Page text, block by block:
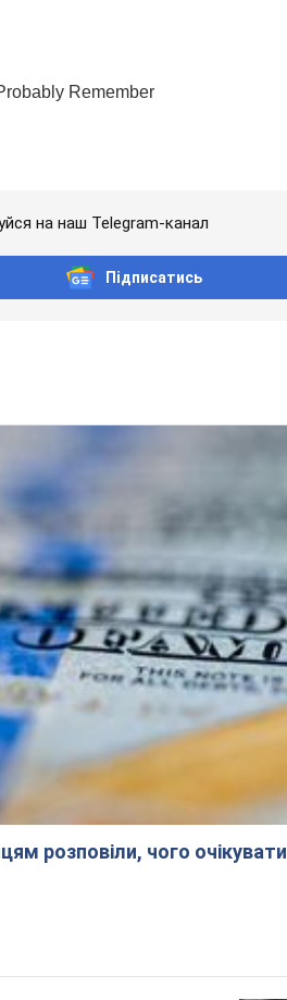
на наш Telegram-канал
Підписатись
розповіли, чого очікувати